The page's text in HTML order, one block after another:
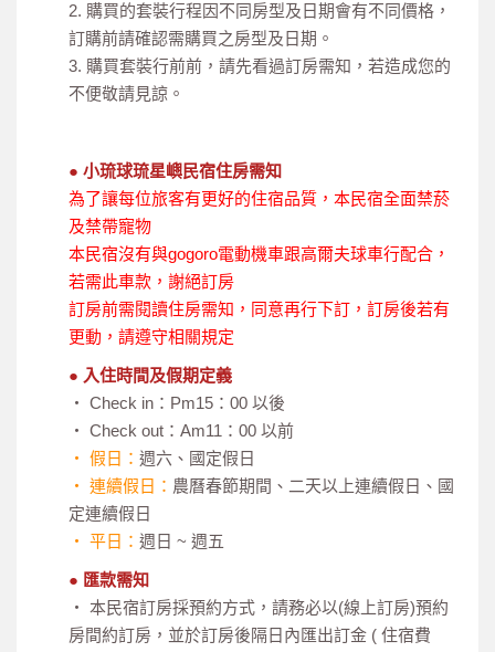
2. 購買的套裝行程因不同房型及日期會有不同價格，
訂購前請確認需購買之房型及日期。
3. 購買套裝行前前，請先看過訂房需知，若造成您的
不便敬請見諒。
● 小琉球琉星嶼民宿住房需知
為了讓每位旅客有更好的住宿品質，本民宿全面禁菸
及禁帶寵物
本民宿沒有與gogoro電動機車跟高爾夫球車行配合，
若需此車款，謝絕訂房
訂房前需閱讀住房需知，同意再行下訂，訂房後若有
更動，請遵守相關規定
● 入住時間及假期定義
‧ Check in：Pm15：00 以後
‧ Check out：Am11：00 以前
‧ 假日： 週六、國定假日
‧ 連續假日： 農曆春節期間、二天以上連續假日、國
定連續假日
‧ 平日： 週日 ~ 週五
● 匯款需知
‧ 本民宿訂房採預約方式，請務必以(線上訂房)預約
房間約訂房，並於訂房後隔日內匯出訂金 ( 住宿費